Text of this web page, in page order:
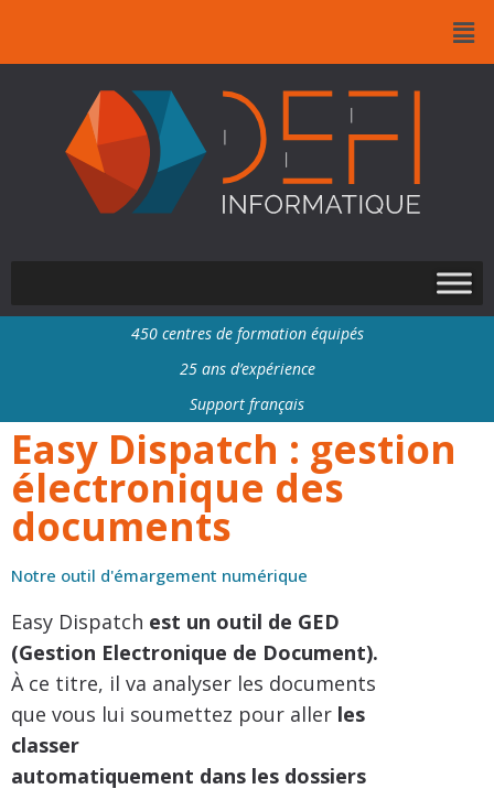
450 centres de formation équipés
25 ans d’expérience
Support français
Easy Dispatch : gestion
électronique des
documents
Notre outil d'émargement numérique
Easy Dispatch est un outil de GED
(Gestion Electronique de Document).
À ce titre, il va analyser les documents
que vous lui soumettez pour aller les
classer
automatiquement dans les dossiers